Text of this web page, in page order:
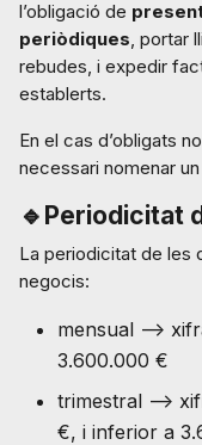
l’obligació de
periòdiques, portar
rebudes, i expedir
establerts.
En el cas d’obligats
necessari nomenar
🔹Periodicitat
La periodicitat de les
negocis:
mensual -->
3.600.000 €
trimestral -->
€, i inferior a